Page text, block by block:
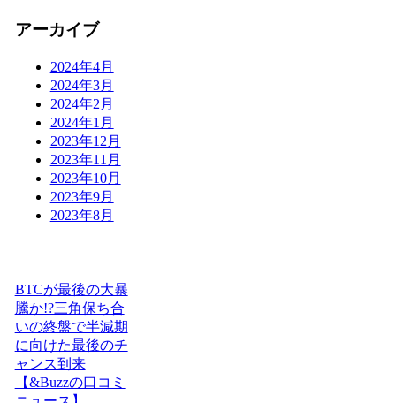
アーカイブ
2024年4月
2024年3月
2024年2月
2024年1月
2023年12月
2023年11月
2023年10月
2023年9月
2023年8月
BTCが最後の大暴
騰か!?三角保ち合
いの終盤で半減期
に向けた最後のチ
ャンス到来
【&Buzzの口コミ